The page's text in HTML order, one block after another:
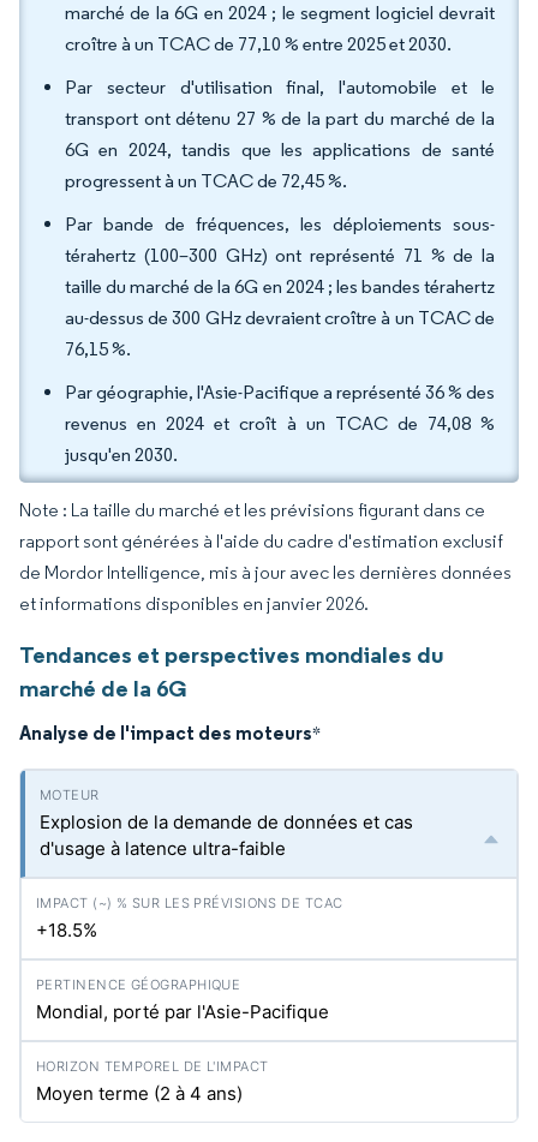
marché de la 6G en 2024 ; le segment logiciel devrait
croître à un TCAC de 77,10 % entre 2025 et 2030.
Par secteur d'utilisation final, l'automobile et le
transport ont détenu 27 % de la part du marché de la
6G en 2024, tandis que les applications de santé
progressent à un TCAC de 72,45 %.
Par bande de fréquences, les déploiements sous-
térahertz (100–300 GHz) ont représenté 71 % de la
taille du marché de la 6G en 2024 ; les bandes térahertz
au-dessus de 300 GHz devraient croître à un TCAC de
76,15 %.
Par géographie, l'Asie-Pacifique a représenté 36 % des
revenus en 2024 et croît à un TCAC de 74,08 %
jusqu'en 2030.
Note : La taille du marché et les prévisions figurant dans ce
rapport sont générées à l'aide du cadre d'estimation exclusif
de Mordor Intelligence, mis à jour avec les dernières données
et informations disponibles en janvier 2026.
Tendances et perspectives mondiales du
marché de la 6G
Analyse de l'impact des moteurs*
Explosion de la demande de données et cas
d'usage à latence ultra-faible
+18.5%
Mondial, porté par l'Asie-Pacifique
Moyen terme (2 à 4 ans)